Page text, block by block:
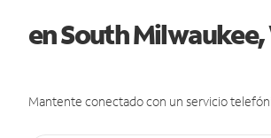
en South Milwaukee,
Mantente conectado con un servicio